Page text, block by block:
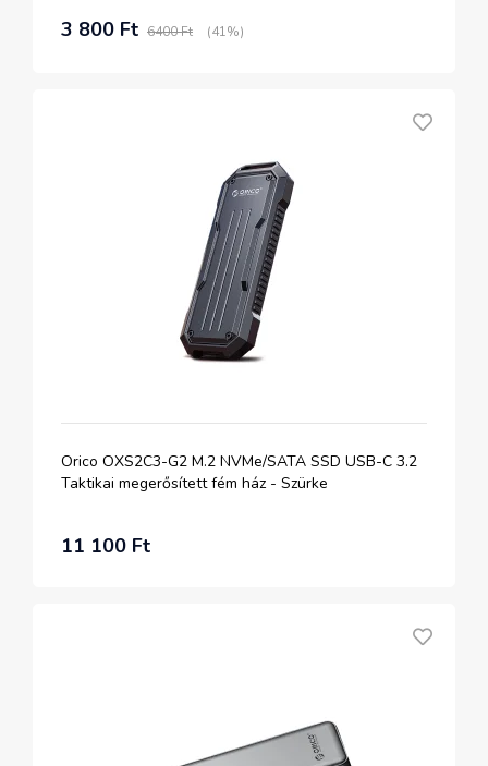
3 800 Ft 6400 Ft (41%)
Orico OXS2C3-G2 M.2 NVMe/SATA SSD USB-C 3.2
Taktikai megerősített fém ház - Szürke
11 100 Ft